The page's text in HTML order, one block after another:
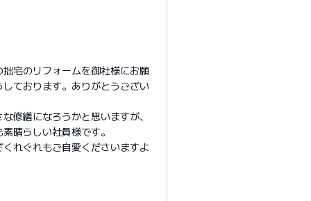
宅のリフォームを御社様にお願
ております。ありがとうござい
修繕になろうかと思いますが、
晴らしい社員様です。
れぐれもご自愛くださいますよ